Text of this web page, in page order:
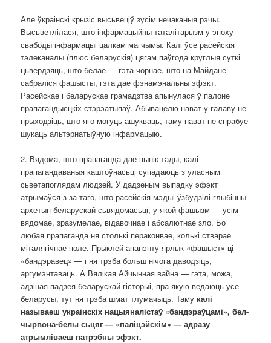
Але ўкраінскі крызіс высьвеціў зусім нечаканыя рэчы.
Высьветлілася, што інфармацыйны таталітарызм у эпоху
свабоды інфармацыі цалкам магчымы. Калі ўсе расейскія
тэлеканалы (плюс беларускія) цягам паўгода круглыя суткі
цьвердзяць, што белае — гэта чорнае, што на Майдане
сабраліся фашысты, гэта дае фэнамэнальны эфэкт.
Расейскае і беларускае грамадзтва апынулася ў палоне
прапагандысцкіх стэрэатыпаў. Абывацелю нават у галаву не
прыходзіць, што яго могуць ашукваць, таму нават не спрабуе
шукаць альтэрнатыўную інфармацыю.
2. Вядома, што прапаганда дае вынік тады, калі
прапагандаваныя каштоўнасьці супадаюць з уласным
сьветапоглядам людзей. У дадзеным выпадку эфэкт
атрымаўся з-за таго, што расейскія мэдыі ўзбудзілі глыбінны
архетып беларускай сьвядомасьці, у якой фашызм — усім
вядомае, зразумелае, відавочнае і абсалютнае зло. Бо
любая прапаганда ня столькі пераконвае, колькі стварае
міталягічнае поле. Прыклей апанэнту ярлык «фашыст» ці
«бандэравец» — і ня трэба больш нічога даводзіць,
аргумэнтаваць. А Вялікая Айчынная вайна — гэта, можа,
адзіная падзея беларускай гісторыі, пра якую ведаюць усе
беларусы, тут ня трэба шмат тлумачыць. Таму калі
называеш украінскіх нацыяналістаў «бандэраўцамі», бел-
чырвона-белы сьцяг — «паліцэйскім» — адразу
атрымліваеш патрэбны эфэкт.